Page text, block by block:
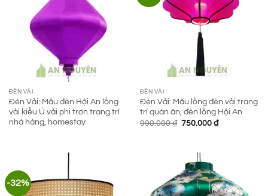
ĐÈN VẢI
Đèn Vải: Mẫu đèn Hội An lồng
vải kiểu Ú vải phi trơn trang trí
nhà hàng, homestay
ĐÈN VẢI
Đèn Vải: Mẫu lồng đèn vải trang
trí quán ăn, đèn lồng Hội An
990.000₫ Giá
750.000 ₫Giá
-32%